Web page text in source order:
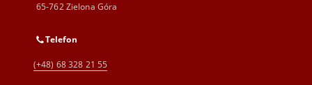
65-762 Zielona Góra
Telefon
(+48) 68 328 21 55